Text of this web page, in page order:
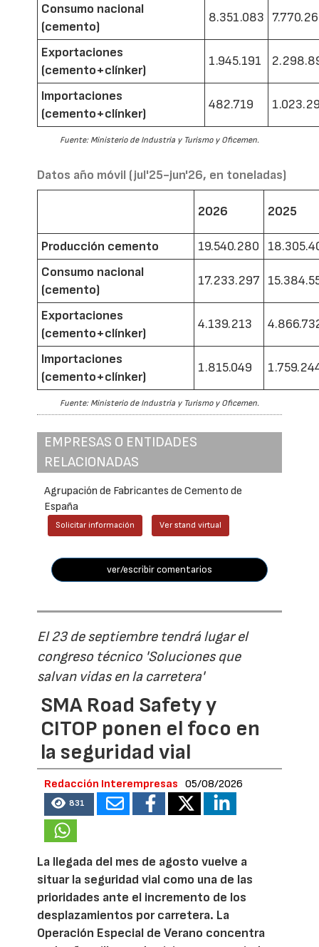
Consumo nacional
(cemento)
8.351.083
Exportaciones
(cemento+clínker)
1.945.191
Importaciones
(cemento+clínker)
482.719
Fuente: Ministerio de Industria y Turismo y Oficemen.
Datos año móvil (jul'25-jun'26, en toneladas)
2026 2025
Producción cemento 19.540.280
Consumo nacional
(cemento)
17.233.297
Exportaciones
(cemento+clínker)
4.139.213
Importaciones
(cemento+clínker)
1.815.049
Fuente: Ministerio de Industria y Turismo y Oficemen.
EMPRESAS O ENTIDADES
RELACIONADAS
Agrupación de Fabricantes de Cemento de
España
Solicitar información Ver stand virtual
ver/escribir comentarios
El 23 de septiembre tendrá lugar el
congreso técnico 'Soluciones que
salvan vidas en la carretera'
SMA Road Safety y
CITOP ponen el foco en
la seguridad vial
Redacción Interempresas 05/08/2026
831
La llegada del mes de agosto vuelve a
situar la seguridad vial como una de las
prioridades ante el incremento de los
desplazamientos por carretera. La
Operación Especial de Verano concentra